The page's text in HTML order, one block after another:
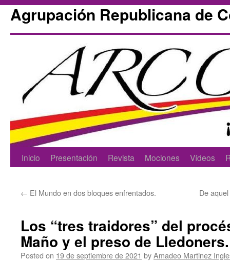
Agrupación Republicana de
Skip
content
Inicio Presentación Revista Mociones Vídeos
← El Mundo en dos bloques enfrentados. De
Los “tres traidores” del
Maño y el preso de Lledoners.
Posted on 19 de septiembre de 2021 byAmadeo Martinez